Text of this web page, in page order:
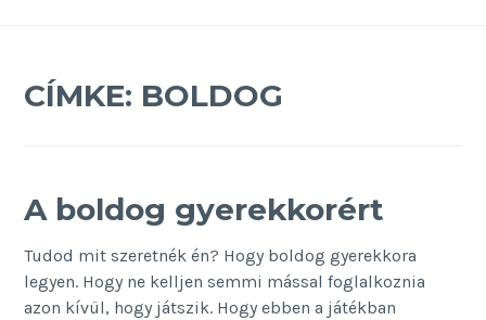
CÍMKE: BOLDOG
A boldog gyerekkorért
Tudod mit szeretnék én? Hogy boldog gyerekkora
legyen. Hogy ne kelljen semmi mással foglalkoznia
azon kívül, hogy játszik. Hogy ebben a játékban